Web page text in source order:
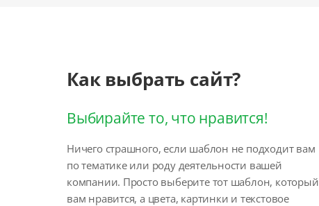
Как выбрать сайт?
Выбирайте то, что нравится!
Ничего страшного, если шаблон не подходит вам
по тематике или роду деятельности вашей
компании. Просто выберите тот шаблон, который
вам нравится, а цвета, картинки и текстовое